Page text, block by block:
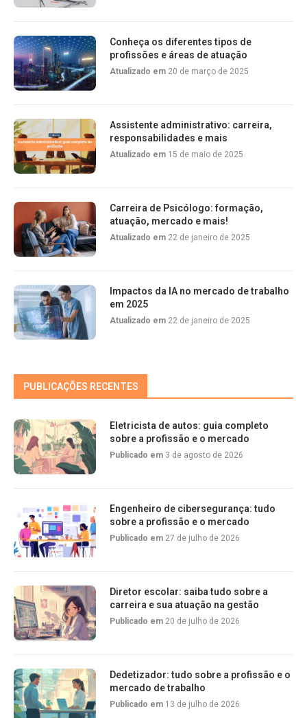
Conheça os diferentes tipos de
profissões e áreas de atuação
Atualizado em 20 de março de 2025
Assistente administrativo: carreira,
responsabilidades e mais
Atualizado em 15 de maio de 2025
Carreira de Psicólogo: formação,
atuação, mercado e mais!
Atualizado em 22 de janeiro de 2025
Impactos da IA no mercado de trabalho
em 2025
Atualizado em 22 de janeiro de 2025
PUBLICAÇÕES RECENTES
Eletricista de autos: guia completo
sobre a profissão e o mercado
Publicado em 3 de agosto de 2026
Engenheiro de cibersegurança: tudo
sobre a profissão e o mercado
Publicado em 27 de julho de 2026
Diretor escolar: saiba tudo sobre a
carreira e sua atuação na gestão
Publicado em 20 de julho de 2026
Dedetizador: tudo sobre a profissão e o
mercado de trabalho
Publicado em 13 de julho de 2026